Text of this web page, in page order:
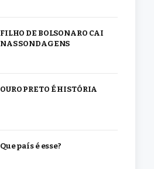
FILHO DE BOLSONARO CAI
NAS SONDAGENS
OURO PRETO É HISTÓRIA
Que país é esse?